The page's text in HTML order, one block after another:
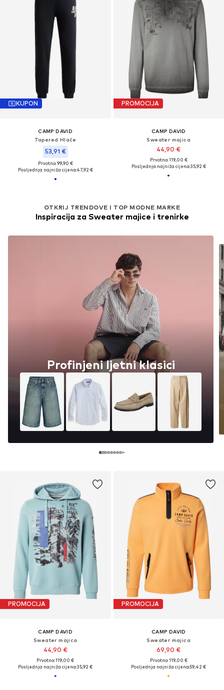
KUPON
CAMP DAVID
Tapered Hlače
53,91 €
Prvotno: 99,90 €
Posljednja najniža cijena:47,92 €
OTKRIJ TRENDOVE I TOP MODNE MARKE
Inspiracija za Sweater majice i trenirke
Profinjeni ljetni klasici
PROMOCIJA
CAMP DAVID
Sweater majica
44,90 €
Prvotno: 119,00 €
Posljednja najniža cijena:35,92 €
PROMOCIJA
CAMP DAVID
Sweater majica
44,90 €
Prvotno: 119,00 €
Posljednja najniža cijena:35,92 €
PROMOCIJA
CAMP DAVID
Sweater majica
69,90 €
Prvotno: 119,00 €
Posljednja najniža cijena:59,42 €